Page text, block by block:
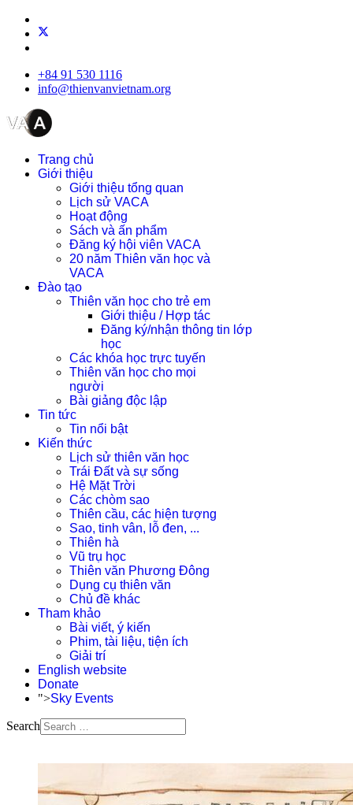
+84 91 530 1116
info@thienvanvietnam.org
Trang chủ
Giới thiệu
Giới thiệu tổng quan
Lịch sử VACA
Hoạt động
Sách và ấn phẩm
Đăng ký hội viên VACA
20 năm Thiên văn học và
VACA
Đào tạo
Thiên văn học cho trẻ em
Giới thiệu / Hợp tác
Đăng ký/nhận thông tin lớp
học
Các khóa học trực tuyến
Thiên văn học cho mọi
người
Bài giảng độc lập
Tin tức
Tin nổi bật
Kiến thức
Lịch sử thiên văn học
Trái Đất và sự sống
Hệ Mặt Trời
Các chòm sao
Thiên cầu, các hiện tượng
Sao, tinh vân, lỗ đen, ...
Thiên hà
Vũ trụ học
Thiên văn Phương Đông
Dụng cụ thiên văn
Chủ đề khác
Tham khảo
Bài viết, ý kiến
Phim, tài liệu, tiện ích
Giải trí
English website
Donate
">Sky Events
Search